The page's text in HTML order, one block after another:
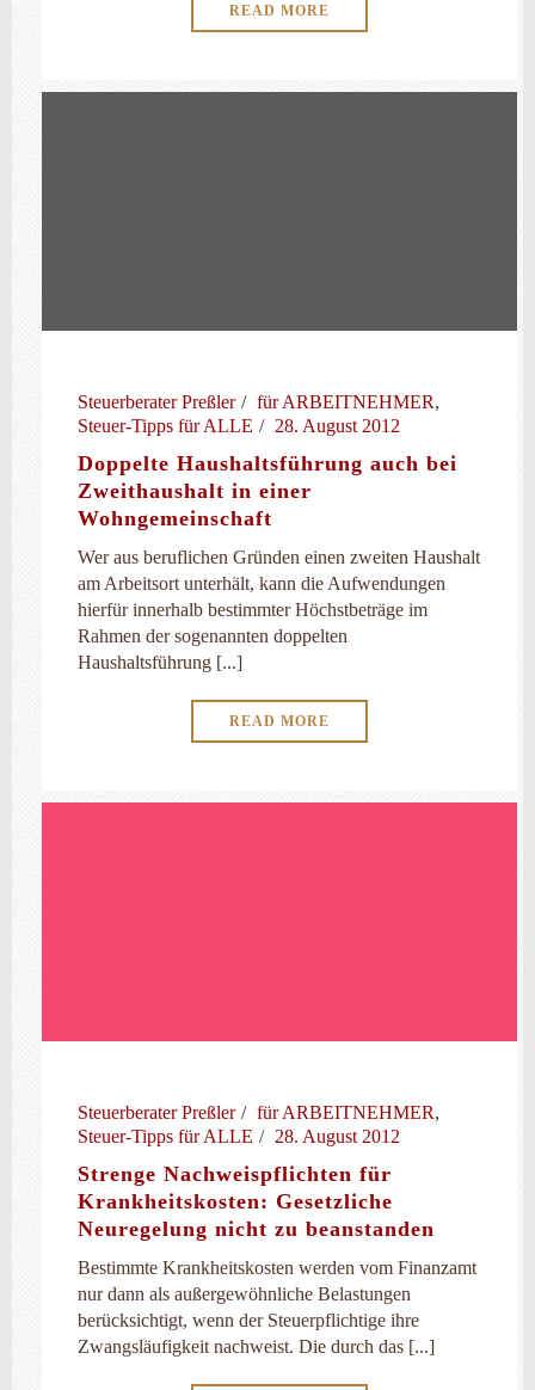
READ MORE
Steuerberater Preßler für ARBEITNEHMER,
Steuer-Tipps für ALLE
28. August 2012
Doppelte Haushaltsführung auch bei
Zweithaushalt in einer
Wohngemeinschaft
Wer aus beruflichen Gründen einen zweiten Haushalt
am Arbeitsort unterhält, kann die Aufwendungen
hierfür innerhalb bestimmter Höchstbeträge im
Rahmen der sogenannten doppelten
Haushaltsführung [...]
READ MORE
Steuerberater Preßler für ARBEITNEHMER,
Steuer-Tipps für ALLE
28. August 2012
Strenge Nachweispflichten für
Krankheitskosten: Gesetzliche
Neuregelung nicht zu beanstanden
Bestimmte Krankheitskosten werden vom Finanzamt
nur dann als außergewöhnliche Belastungen
berücksichtigt, wenn der Steuerpflichtige ihre
Zwangsläufigkeit nachweist. Die durch das [...]